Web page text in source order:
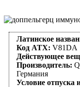
Латинское
Код АТХ: V81DA
Действующее
Производитель:
Германия
Условие отпуска